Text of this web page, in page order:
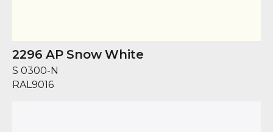
2296 AP Snow White
S 0300-N
RAL 9016